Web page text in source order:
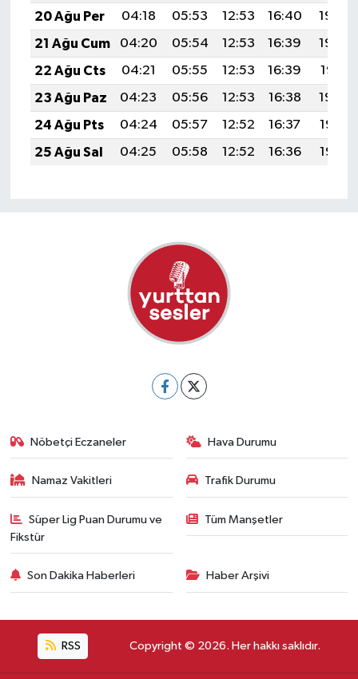
20 Ağu Per
04:18 05:53 12:53 16:40
19:44
21 Ağu Cum
04:20 05:54 12:53 16:39
19:43
22 Ağu Cts
04:21 05:55 12:53 16:39
19:41
23 Ağu Paz
04:23 05:56 12:53 16:38
19:40
24 Ağu Pts
04:24 05:57 12:52 16:37
19:38
25 Ağu Sal
04:25 05:58 12:52 16:36 19:37
Nöbetçi Eczaneler Hava Durumu
Namaz Vakitleri Trafik Durumu
Süper Lig Puan Durumu ve
Fikstür
Tüm Manşetler
Son Dakika Haberleri Haber Arşivi
RSS Copyright © 2026. Her hakkı saklıdır.